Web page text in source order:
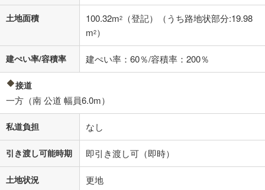
土地面積 100.32m2
（登記）（うち路地状部分:19.98
m2）
建ぺい率/容積率 建ぺい率：60％/容積率：200％
接道
一方（南 公道 幅員6.0m）
私道負担 なし
引き渡し可能時期 即引き渡し可（即時）
土地状況 更地